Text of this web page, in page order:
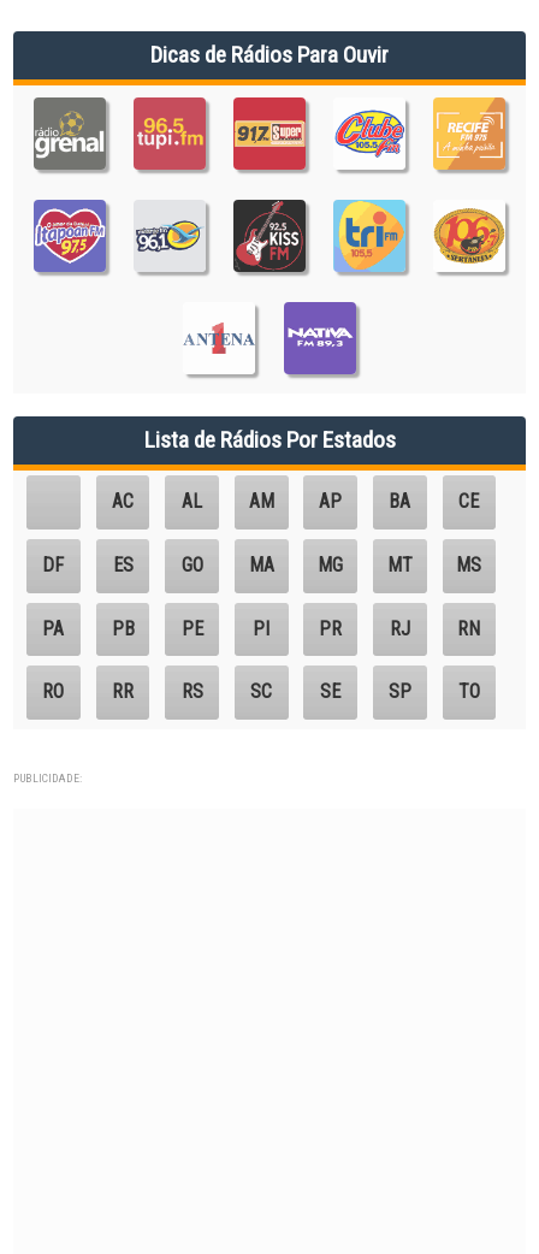
Dicas de Rádios Para Ouvir
Lista de Rádios Por Estados
AC AL AM AP BA CE
DF ES GO MA MG MT MS
PA PB PE PI PR RJ RN
RO RR RS SC SE SP TO
PUBLICIDADE: